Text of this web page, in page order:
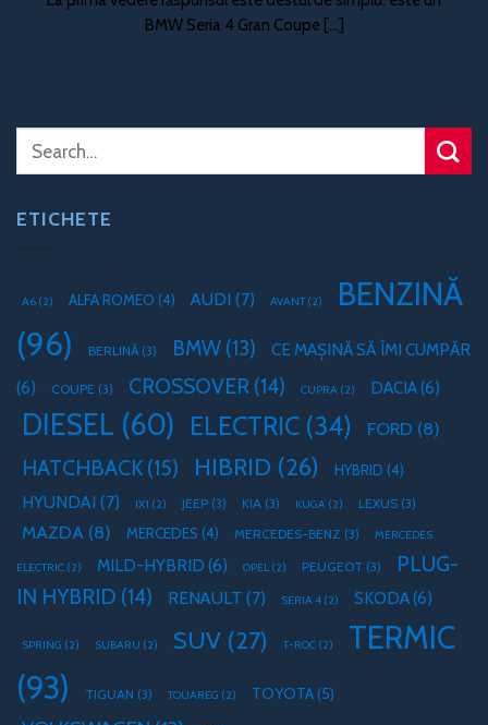
BMW Seria 4 Gran Coupe [...]
ETICHETE
A6 (2) ALFA ROMEO (4) AUDI (7) AVANT (2)
BENZINĂ
(96)
BERLINĂ (3) BMW (13)
CE MAȘINĂ SĂ ÎMI CUMPĂR
(6)
COUPE (3) CROSSOVER (14) CUPRA (2) DACIA(6)
DIESEL (60) ELECTRIC (34) FORD (8)
HATCHBACK (15) HIBRID (26) HYBRID (4)
HYUNDAI (7) IX1 (2) JEEP (3) KIA (3) KUGA (2) LEXUS (3)
MAZDA (8) MERCEDES (4) MERCEDES-BENZ (3) MERCEDES
ELECTRIC (2) MILD-HYBRID (6) OPEL(2) PEUGEOT (3)
PLUG-
IN HYBRID (14) RENAULT (7) SERIA 4 (2) SKODA(6)
SPRING (2) SUBARU (2) SUV (27) T-ROC (2)
TERMIC
(93)
TIGUAN (3) TOUAREG (2) TOYOTA(5)